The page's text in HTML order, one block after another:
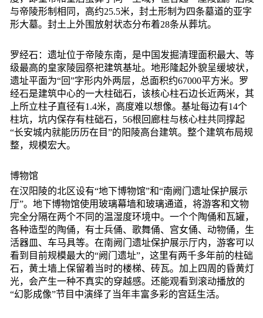
与帝陵形制相同，高约25.5米，封土形制为四条墓道的亚字
形大墓。封土上外围放射状态分布着28条从葬坑。
罗经石：遗址位于帝陵东南，是中国发掘清理面积最大、等
级最高的皇家陵园祭祀建筑基址。地形隆起外貌呈缓坡状，
遗址平面为“回”字形内外两层，总面积约67000平方米。罗
经石是建筑中心的一大柱础石，该核心柱石边长近两米，其
上所立柱子直径有1.4米，高度难以想像。基址每边有14个
柱坑，坑内保存有柱础石，56根回廊柱与核心柱共同撑起
“长安城内就能历历在目”的阳陵高台建筑。整个建筑布局规
整，规模宏大。
博物馆
在汉阳陵的北区设有“地下博物馆”和“南阙门遗址保护展示
厅”。地下博物馆使用玻璃幕墙和玻璃通道，将游客和文物
完全分隔在两个不同的温湿度环境中。一个个陶俑和瓦罐，
各种造型的陶俑，有士兵俑、歌舞俑、宫女俑、动物俑，生
活器皿、车马具等。在南阙门遗址保护展示厅内，游客可以
看到目前规模最大的“阙门遗址”，这里有两千多年前的柱础
石，黄土墙上保留着当时的楼梯、砖瓦。加上四周的昏黄灯
光，会产生一种不真实的穿越感。还能观看到滚动播放的
“幻影成像”节目中演绎了当年丰富多彩的宫廷生活。